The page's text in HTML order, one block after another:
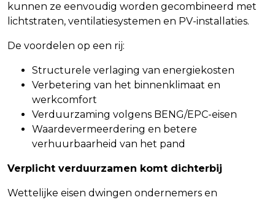
kunnen ze eenvoudig worden gecombineerd met
lichtstraten, ventilatiesystemen en PV-installaties.
De voordelen op een rij:
Structurele verlaging van energiekosten
Verbetering van het binnenklimaat en
werkcomfort
Verduurzaming volgens BENG/EPC-eisen
Waardevermeerdering en betere
verhuurbaarheid van het pand
Verplicht verduurzamen komt dichterbij
Wettelijke eisen dwingen ondernemers en